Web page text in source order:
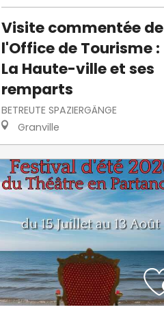
Visite commentée de
l'Office de Tourisme :
La Haute-ville et ses
remparts
BETREUTE SPAZIERGÄNGE
Granville